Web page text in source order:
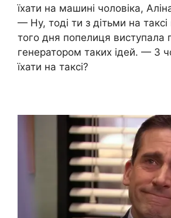
їхати на машині чоловіка,
— Ну, тоді ти з дітьми на
того дня попелиця виступала
генератором таких ідей. — З
їхати на таксі?